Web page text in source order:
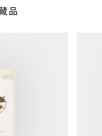
品